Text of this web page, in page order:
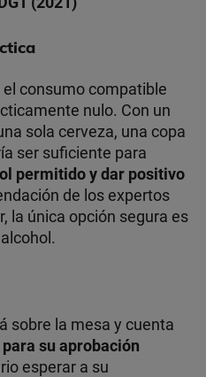
consumo compatible
nulo. Con un
sola cerveza, una copa
ser suficiente para
permitidoy dar positivo
de los expertos
la única opción segura es
sobre la mesa y cuenta
su aprobación
esperar a su